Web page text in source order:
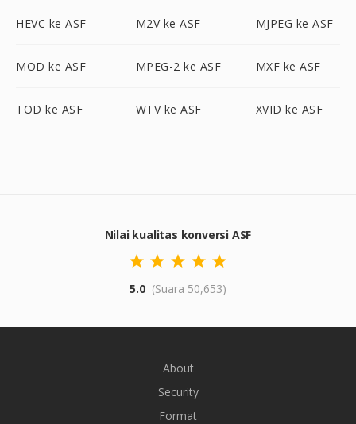
HEVC ke ASF M2V ke ASF MJPEG ke ASF
MOD ke ASF MPEG-2 ke ASF MXF ke ASF
TOD ke ASF WTV ke ASF XVID ke ASF
Nilai kualitas konversi ASF
5.0 (Suara 50,653)
About
Security
Format